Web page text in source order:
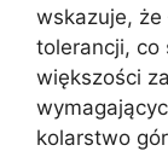
wskazuje, że
tolerancji, co
większości
kolarstwo